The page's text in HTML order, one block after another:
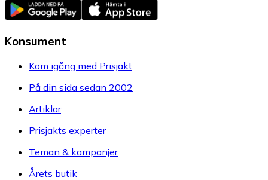
Konsument
Kom igång med Prisjakt
På din sida sedan 2002
Artiklar
Prisjakts experter
Teman & kampanjer
Årets butik